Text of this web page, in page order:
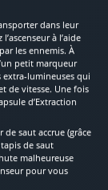
dans leur
à l’aide
les ennemis. À
petit marqueur
extra-lumineuses qui
de vitesse. Une fois
d’Extraction
saut accrue (grâce
de saut
malheureuse
pour vous